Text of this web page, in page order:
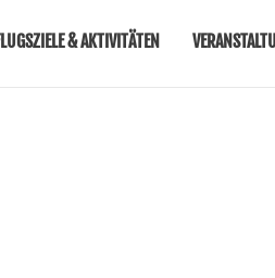
& AKTIVITÄTEN